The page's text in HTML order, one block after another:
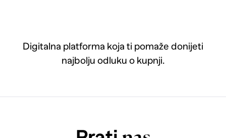
Digitalna platforma koja ti pomaže donijeti
najbolju odluku o kupnji.